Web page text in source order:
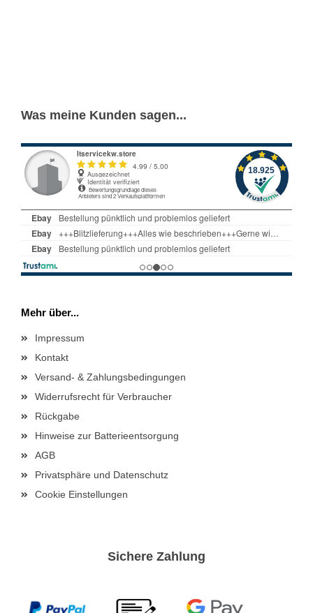
Was meine Kunden sagen...
Mehr über...
Impressum
Kontakt
Versand- & Zahlungsbedingungen
Widerrufsrecht für Verbraucher
Rückgabe
Hinweise zur Batterieentsorgung
AGB
Privatsphäre und Datenschutz
Cookie Einstellungen
Sichere Zahlung